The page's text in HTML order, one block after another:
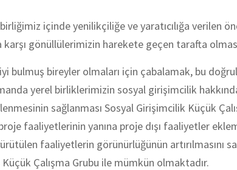
içinde yenilikçiliğe ve yaratıcılığa verilen
gönüllülerimizin harekete geçen tarafta
bireyler olmaları için çabalamak, bu
yerel birliklerimizin sosyal girişimcilik
sağlanması Sosyal Girişimcilik Küçük
faaliyetlerinin yanına proje dışı faaliyetler
faaliyetlerin görünürlüğünün artırılmasını
Çalışma Grubu ile mümkün olmaktadır.